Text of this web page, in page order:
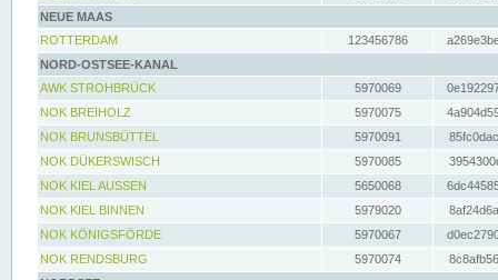
NEUE MAAS
ROTTERDAM
123456786
NORD-OSTSEE-KANAL
AWK STROHBRÜCK
5970069
NOK BREIHOLZ
5970075
NOK BRUNSBÜTTEL
5970091
NOK DÜKERSWISCH
5970085
NOK KIEL AUSSEN
5650068
NOK KIEL BINNEN
5979020
NOK KÖNIGSFÖRDE
5970067
NOK RENDSBURG
5970074